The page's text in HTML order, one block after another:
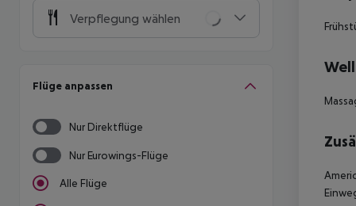
Verpflegung wählen
Flüge anpassen
Nur Direktflüge
Nur Eurowings-Flüge
Alle Flüge